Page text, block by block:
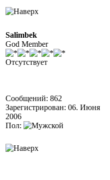
Salimbek
God Member
Отсутствует
Сообщений: 862
Зарегистрирован: 06. Июня
2006
Пол: